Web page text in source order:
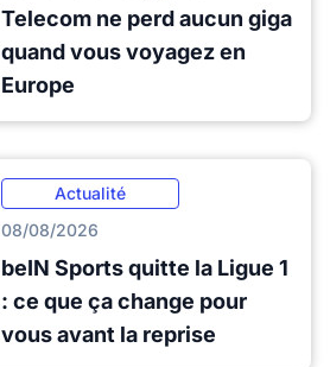
Telecom ne perd aucun giga
quand vous voyagez en
Europe
Actualité
08/08/2026
beIN Sports quitte la Ligue 1
: ce que ça change pour
vous avant la reprise